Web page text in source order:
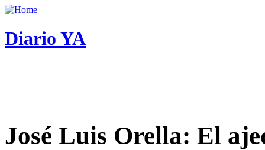
Diario YA
José Luis Orella: El